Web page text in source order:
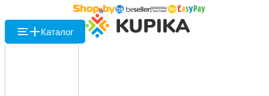
Каталог